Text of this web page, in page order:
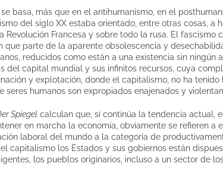
basa, más que en el antihumanismo, en el
del siglo XX estaba orientado, entre otras cosas, a
Revolución Francesa y sobre todo la rusa. El fascismo
que parte de la aparente obsolescencia y
reducidos como están a una existencia sin ningún
del capital mundial y sus infinitos recursos, cuya
y explotación, donde el capitalismo, no ha
humanos son expropiados enajenados y
Spiegel calculan que, si continúa la tendencia actual,
en marcha la economía, obviamente se refieren a
laboral del mundo a la categoría de
capitalismo los Estados y sus gobiernos están
los pueblos originarios, incluso a un sector de